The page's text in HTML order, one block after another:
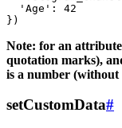
  'Age': 42
Note: for an
quotation marks),
is a number
setCustomData#